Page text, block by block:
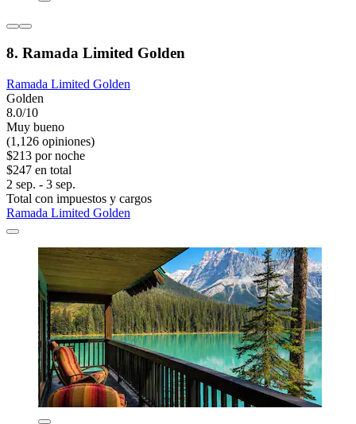
8. Ramada Limited Golden
Ramada Limited Golden
Golden
8.0/10
Muy bueno
(1,126 opiniones)
$213 por noche
$247 en total
2 sep. - 3 sep.
Total con impuestos y cargos
Ramada Limited Golden